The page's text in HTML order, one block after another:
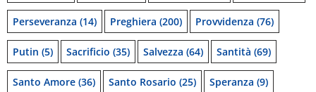
Perseveranza (14) Preghiera (200) Provvidenza (76)
Putin (5) Sacrificio (35) Salvezza (64) Santità (69)
Santo Amore (36) Santo Rosario (25) Speranza (9)